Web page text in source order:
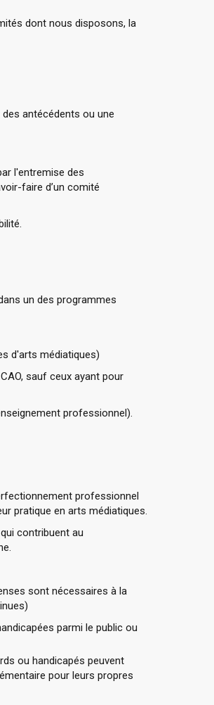
dont nous disposons, la
antécédents ou une
l'entremise des
faire d’un comité
un des programmes
d'arts médiatiques)
sauf ceux ayant pour
professionnel).
professionnel
pratique en arts médiatiques.
contribuent au
sont nécessaires à la
parmi le public ou
ou handicapés peuvent
pour leurs propres